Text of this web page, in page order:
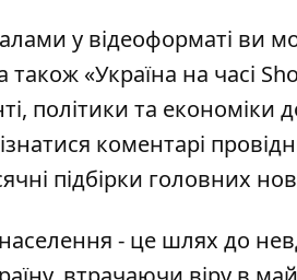
у відеоформаті ви
також«Україна на часі
політики та економіки
коментарі
підбірки головних
- це шлях до